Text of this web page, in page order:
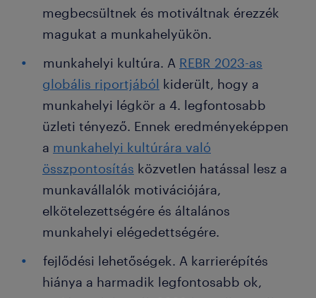
megbecsültnek és motiváltnak érezzék
magukat a munkahelyükön.
munkahelyi kultúra. A REBR 2023-as
globális riportjából kiderült, hogy a
munkahelyi légkör a 4. legfontosabb
üzleti tényező. Ennek eredményeképpen
a munkahelyi kultúrára való
összpontosítás közvetlen hatással lesz a
munkavállalók motivációjára,
elkötelezettségére és általános
munkahelyi elégedettségére.
fejlődési lehetőségek. A karrierépítés
hiánya a harmadik legfontosabb ok,